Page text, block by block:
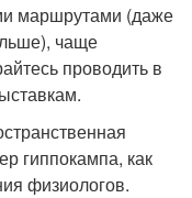
маршрутами (даже
чаще
проводить в
гиппокампа, как
физиологов.